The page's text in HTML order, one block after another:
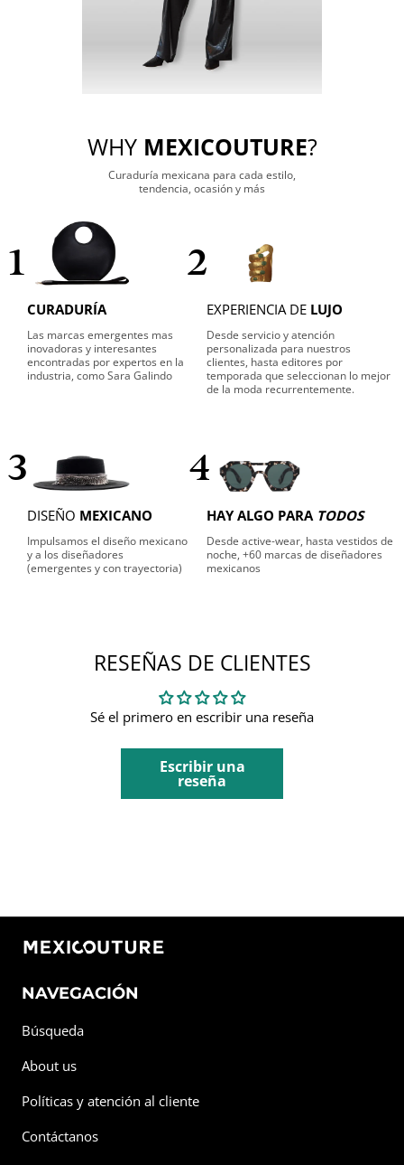
WHY MEXICOUTURE?
Curaduría mexicana para cada estilo,
tendencia, ocasión y más
1
CURADURÍA
Las marcas emergentes mas
inovadoras y interesantes
encontradas por expertos en la
industria, como Sara Galindo
2
EXPERIENCIA DE LUJO
Desde servicio y atención
personalizada para nuestros
clientes, hasta editores por
temporada que seleccionan lo mejor
de la moda recurrentemente.
3
DISEÑO MEXICANO
Impulsamos el diseño mexicano
y a los diseñadores
(emergentes y con trayectoria)
4
HAY ALGO PARA TODOS
Desde active-wear, hasta vestidos de
noche, +60 marcas de diseñadores
mexicanos
RESEÑAS DE CLIENTES
Sé el primero en escribir una reseña
Escribir una
reseña
NAVEGACIÓN
Búsqueda
About us
Políticas y atención al cliente
Contáctanos